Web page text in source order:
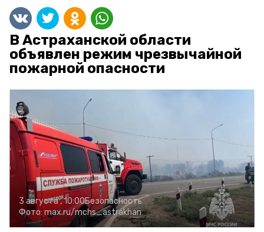
В Астраханской области
объявлен режим чрезвычайной
пожарной опасности
3 августа , 10:00Безопасность
Фото: max.ru/mchs_astrakhan